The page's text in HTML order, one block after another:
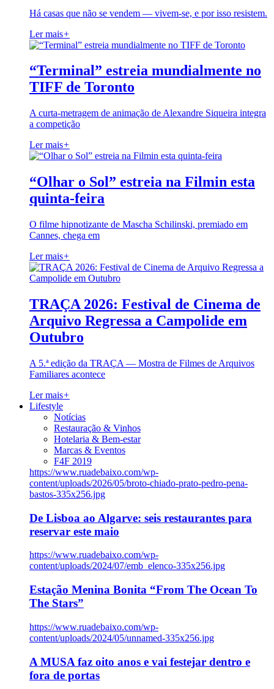
Há casas que não se vendem — vivem-se, e por isso resistem.
Ler mais+
“Terminal” estreia mundialmente no
TIFF de Toronto
A curta-metragem de animação de Alexandre Siqueira integra
a competição
Ler mais+
“Olhar o Sol” estreia na Filmin esta
quinta-feira
O filme hipnotizante de Mascha Schilinski, premiado em
Cannes, chega em
Ler mais+
TRAÇA 2026: Festival de Cinema de
Arquivo Regressa a Campolide em
Outubro
A 5.ª edição da TRAÇA — Mostra de Filmes de Arquivos
Familiares acontece
Ler mais+
Lifestyle
Notícias
Restauração & Vinhos
Hotelaria & Bem-estar
Marcas & Eventos
F4F 2019
https://www.ruadebaixo.com/wp-
content/uploads/2026/05/broto-chiado-prato-pedro-pena-
bastos-335x256.jpg
De Lisboa ao Algarve: seis restaurantes para
reservar este maio
https://www.ruadebaixo.com/wp-
content/uploads/2024/07/emb_elenco-335x256.jpg
Estação Menina Bonita “From The Ocean To
The Stars”
https://www.ruadebaixo.com/wp-
content/uploads/2024/05/unnamed-335x256.jpg
A MUSA faz oito anos e vai festejar dentro e
fora de portas